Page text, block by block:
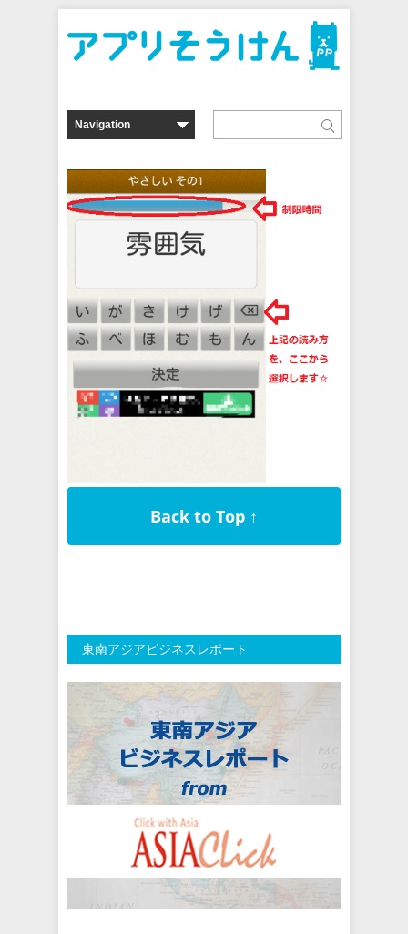
Back to Top ↑
東南アジアビジネスレポート